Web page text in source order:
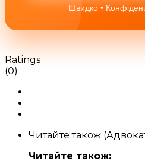
Швидко •
Ratings
(0)
Читайте також
Читайте також: